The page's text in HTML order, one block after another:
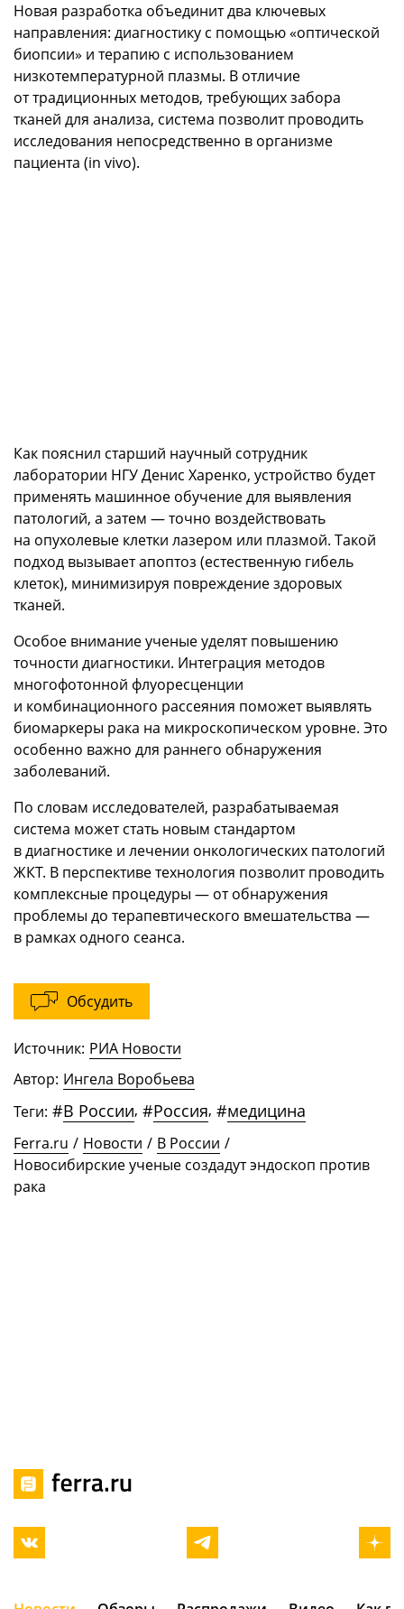
Новая разработка объединит два ключевых
направления: диагностику с помощью «оптической
биопсии» и терапию с использованием
низкотемпературной плазмы. В отличие
от традиционных методов, требующих забора
тканей для анализа, система позволит проводить
исследования непосредственно в организме
пациента (in vivo).
Как пояснил старший научный сотрудник
лаборатории НГУ Денис Харенко, устройство будет
применять машинное обучение для выявления
патологий, а затем — точно воздействовать
на опухолевые клетки лазером или плазмой. Такой
подход вызывает апоптоз (естественную гибель
клеток), минимизируя повреждение здоровых
тканей.
Особое внимание ученые уделят повышению
точности диагностики. Интеграция методов
многофотонной флуоресценции
и комбинационного рассеяния поможет выявлять
биомаркеры рака на микроскопическом уровне. Это
особенно важно для раннего обнаружения
заболеваний.
По словам исследователей, разрабатываемая
система может стать новым стандартом
в диагностике и лечении онкологических патологий
ЖКТ. В перспективе технология позволит проводить
комплексные процедуры — от обнаружения
проблемы до терапевтического вмешательства —
в рамках одного сеанса.
Обсудить
Источник: РИА Новости
Автор: Ингела Воробьева
Теги: #В России, #Россия, #медицина
Ferra.ru / Новости / В России /
Новосибирские ученые создадут эндоскоп против
рака